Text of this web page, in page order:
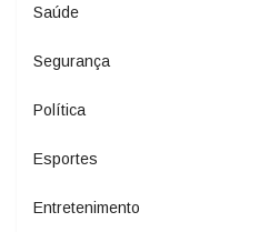
Saúde
Segurança
Política
Esportes
Entretenimento